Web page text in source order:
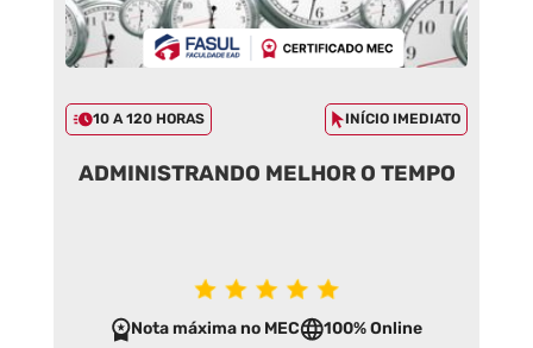
10 A 120 HORAS INÍCIO IMEDIATO
ADMINISTRANDO MELHOR O TEMPO
Nota máxima no MEC 100% Online